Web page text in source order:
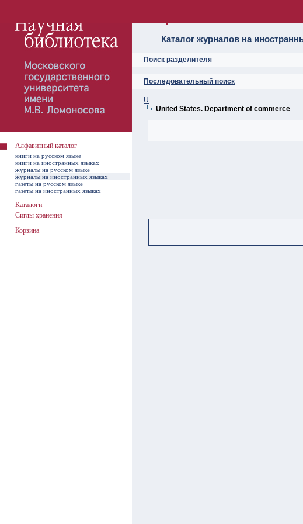
Каталог журналов на
Поиск разделителя
Последовательный поиск
U
United States. Department of commerce
Алфавитный каталог
книги на русском языке
книги на иностранных языках
журналы на русском языке
журналы на иностранных языках
газеты на русском языке
газеты на иностранных языках
Каталоги
Сиглы хранения
Корзина